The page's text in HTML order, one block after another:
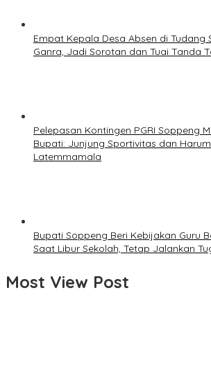
Empat Kepala Desa Absen di Tudang
Ganra, Jadi Sorotan dan Tuai Tanda
Pelepasan Kontingen PGRI Soppeng
Bupati: Junjung Sportivitas dan
Latemmamala
Bupati Soppeng Beri Kebijakan Guru
Saat Libur Sekolah, Tetap Jalankan
Most View Post